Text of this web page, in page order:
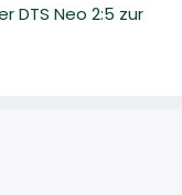
DTS Neo 2:5 zur